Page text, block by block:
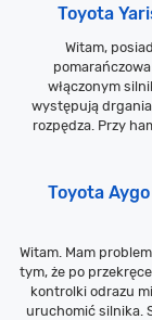
Toyota
Witam,
włączonym
występują
rozpędza. Przy
Toyota
Witam. Mam
tym, że po
kontrolki odrazu
uruchomić silnika.